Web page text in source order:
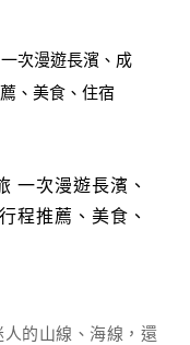
一次漫遊長濱、
程推薦、美食、
的山線、海線，還